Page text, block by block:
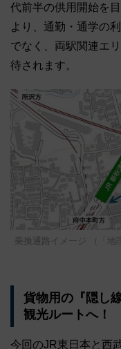
代前半の供用開始を
より、通勤・通学の
でなく、両駅関連エ
待されます。
乗換通路イメージ （「地
貨物用の『隠し
観光ルートへ！
今回のJR東日本と西